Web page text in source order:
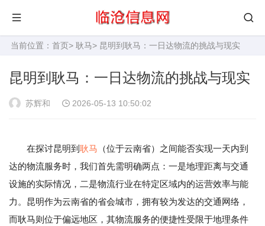
当前位置： 首页> 耿马> 昆明到耿马：一日达物流的挑战与现实
昆明到耿马：一日达物流的挑战与现实
苏辉和 2026-05-13 10:50:02
在探讨昆明到 耿马
（位于云南省）之间能否实现一天内到
达的物流服务时，我们首先需明确两点：一是地理距离与交通
设施的实际情况，二是物流行业在特定区域内的运营效率与能
力。昆明作为云南省的省会城市，拥有较为发达的交通网络，
而耿马则位于偏远地区，其物流服务的便捷性受限于地理条件